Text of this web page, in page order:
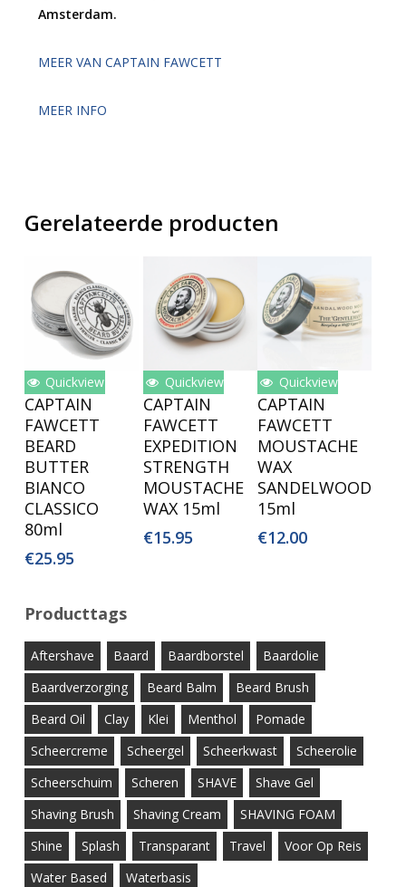
Amsterdam.
MEER VAN CAPTAIN FAWCETT
MEER INFO
Gerelateerde producten
Toevoegen
Aan
Winkelwagen
Quickview
CAPTAIN
FAWCETT
BEARD
BUTTER
BIANCO
CLASSICO
80ml
€25.95
Toevoegen
Aan
Winkelwagen
Quickview
CAPTAIN
FAWCETT
EXPEDITION
STRENGTH
MOUSTACHE
WAX 15ml
€15.95
Lees Verder
Quickview
CAPTAIN
FAWCETT
MOUSTACHE
WAX
SANDELWOOD
15ml
€12.00
Producttags
Aftershave Baard Baardborstel
Baardolie
Baardverzorging
Beard Balm
Beard Brush
Beard Oil
Clay Klei Menthol
Pomade
Scheercreme
Scheergel Scheerkwast
Scheerolie
Scheerschuim
Scheren SHAVE
Shave Gel
Shaving Brush
Shaving Cream
SHAVING FOAM
Shine
Splash Transparant Travel
Voor Op Reis
Water Based
Waterbasis